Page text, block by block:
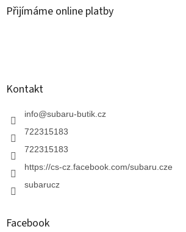
Přijímáme online platby
Kontakt
info@subaru-butik.cz
722315183
722315183
https://cs-cz.facebook.com/subaru.cze
subarucz
Facebook